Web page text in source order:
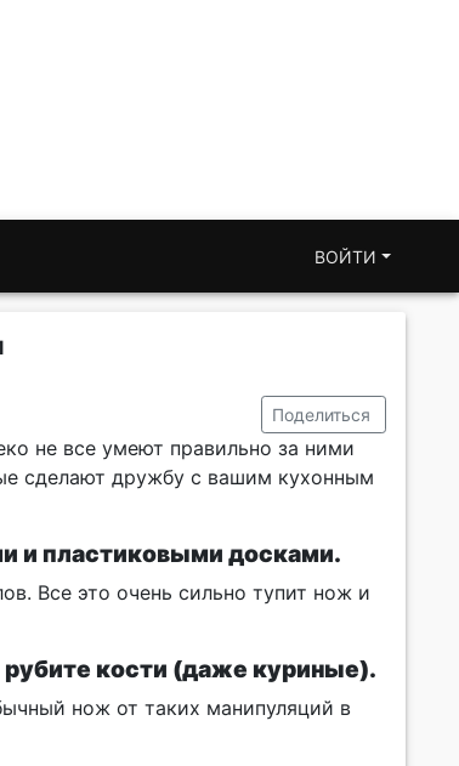
ВОЙТИ
Поделиться
не все умеют правильно за ними
сделают дружбу с вашим кухонным
и пластиковыми досками.
Все это очень сильно тупит нож и
кости (даже куриные).
нож от таких манипуляций в